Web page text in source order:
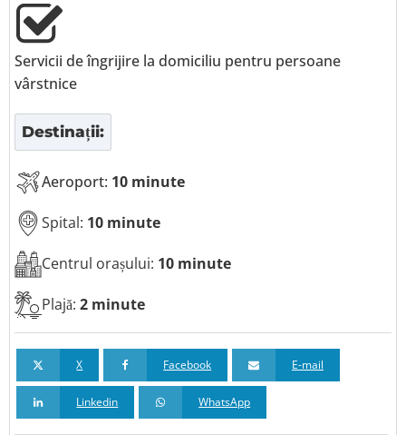
Servicii de îngrijire la domiciliu pentru persoane
vârstnice
Destinații:
Aeroport: 10 minute
Spital: 10 minute
Centrul orașului: 10 minute
Plajă: 2 minute
X Facebook E-mail
Linkedin WhatsApp